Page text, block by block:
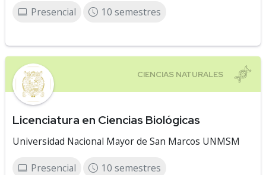
Presencial 10 semestres
Licenciatura en Ciencias Biológicas
Universidad Nacional Mayor de San Marcos UNMSM
Presencial 10 semestres